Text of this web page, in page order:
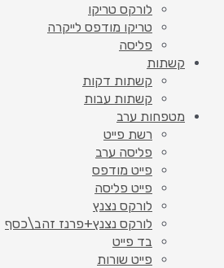
לורקס טריקו
טריקו מודפס לייקרה
פליסה
קשתות
קשתות דקות
קשתות עבות
מטפחות ערב
רשת פייט
פליסה ערב
פייט מודפס
פייט פליסה
לורקס נצנץ
לורקס נצנץ+פרנז זהב\כסף
בד פייט
פייט שורות